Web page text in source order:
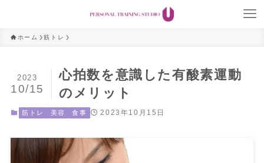
ホーム 筋トレ
心拍数を意識した有酸素運動
のメリット
2023
10/15
筋トレ 美容 食事 2023年10月15日